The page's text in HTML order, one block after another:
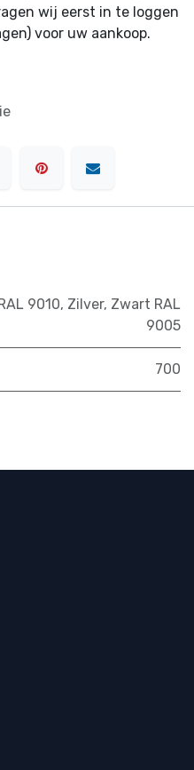
wij eerst in te loggen
voor uw aankoop.
9010, Zilver, Zwart RAL
9005
700